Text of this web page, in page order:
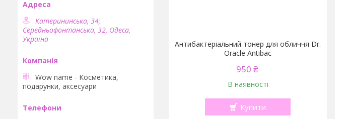
Антибактеріальний тонер для обличчя Dr.
Oracle Antibac
950 ₴
В наявності
Купити
Катерининська, 34;
Середньофонтанська, 32, Одеса,
Україна
Wow name - Косметика,
подарунки, аксесуари